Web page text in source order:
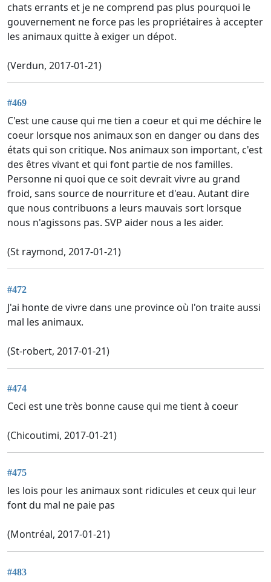
chats errants et je ne comprend pas plus pourquoi le
gouvernement ne force pas les propriétaires à accepter
les animaux quitte à exiger un dépot.
(Verdun, 2017-01-21)
#469
C'est une cause qui me tien a coeur et qui me déchire le
coeur lorsque nos animaux son en danger ou dans des
états qui son critique. Nos animaux son important, c'est
des êtres vivant et qui font partie de nos familles.
Personne ni quoi que ce soit devrait vivre au grand
froid, sans source de nourriture et d'eau. Autant dire
que nous contribuons a leurs mauvais sort lorsque
nous n'agissons pas. SVP aider nous a les aider.
(St raymond, 2017-01-21)
#472
J'ai honte de vivre dans une province où l'on traite aussi
mal les animaux.
(St-robert, 2017-01-21)
#474
Ceci est une très bonne cause qui me tient à coeur
(Chicoutimi, 2017-01-21)
#475
les lois pour les animaux sont ridicules et ceux qui leur
font du mal ne paie pas
(Montréal, 2017-01-21)
#483